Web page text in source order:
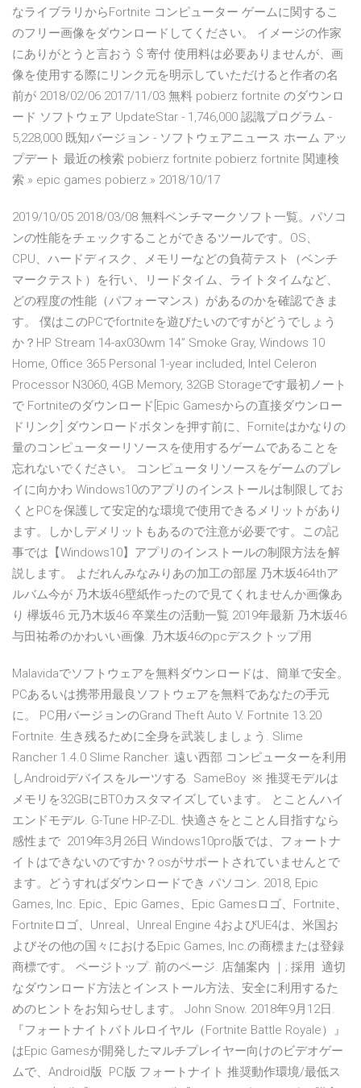
なライブラリからFortnite コンピューター ゲームに関するこ
のフリー画像をダウンロードしてください。 イメージの作家
にありがとうと言おう $ 寄付 使用料は必要ありませんが、画
像を使用する際にリンク元を明示していただけると作者の名
前が 2018/02/06 2017/11/03 無料 pobierz fortnite のダウンロ
ード ソフトウェア UpdateStar - 1,746,000 認識プログラム -
5,228,000 既知バージョン - ソフトウェアニュース ホーム アッ
プデート 最近の検索 pobierz fortnite pobierz fortnite 関連検
索 » epic games pobierz » 2018/10/17
2019/10/05 2018/03/08 無料ベンチマークソフト一覧。パソコ
ンの性能をチェックすることができるツールです。OS、
CPU、ハードディスク、メモリーなどの負荷テスト（ベンチ
マークテスト）を行い、リードタイム、ライトタイムなど、
どの程度の性能（パフォーマンス）があるのかを確認できま
す。 僕はこのPCでfortniteを遊びたいのですがどうでしょう
か？HP Stream 14-ax030wm 14” Smoke Gray, Windows 10
Home, Office 365 Personal 1-year included, Intel Celeron
Processor N3060, 4GB Memory, 32GB Storageです最初ノート
で Fortniteのダウンロード[Epic Gamesからの直接ダウンロー
ドリンク] ダウンロードボタンを押す前に、Forniteはかなりの
量のコンピューターリソースを使用するゲームであることを
忘れないでください。 コンピュータリソースをゲームのプレ
イに向かわ Windows10のアプリのインストールは制限してお
くとPCを保護して安定的な環境で使用できるメリットがあり
ます。しかしデメリットもあるので注意が必要です。この記
事では【Windows10】アプリのインストールの制限方法を解
説します。 よだれんみなみりあの加工の部屋 乃木坂464thア
ルバム今が 乃木坂46壁紙作ったので見てくれませんか画像あ
り 欅坂46 元乃木坂46 卒業生の活動一覧 2019年最新 乃木坂46
与田祐希のかわいい画像. 乃木坂46のpcデスクトップ用
Malavidaでソフトウェアを無料ダウンロードは、簡単で安全。
PCあるいは携帯用最良ソフトウェアを無料であなたの手元
に。 PC用バージョンのGrand Theft Auto V. Fortnite 13.20
Fortnite. 生き残るために全身を武装しましょう. Slime
Rancher 1.4.0 Slime Rancher. 遠い西部 コンピューターを利用
しAndroidデバイスをルーツする. SameBoy ※ 推奨モデルは
メモリを32GBにBTOカスタマイズしています。 とことんハイ
エンドモデル. G-Tune HP-Z-DL. 快適さをとことん目指すなら
感性まで 2019年3月26日 Windows10pro版では、フォートナ
イトはできないのですか？osがサポートされていませんとで
ます。どうすればダウンロードでき パソコン. 2018, Epic
Games, Inc. Epic、Epic Games、Epic Gamesロゴ、Fortnite、
Fortniteロゴ、Unreal、Unreal Engine 4およびUE4は、米国お
よびその他の国々におけるEpic Games, Inc.の商標または登録
商標です。 ページトップ. 前のページ. 店舗案内 ｜; 採用 適切
なダウンロード方法とインストール方法、安全に利用するた
めのヒントをお知らせします。 John Snow. 2018年9月12日.
『フォートナイトバトルロイヤル（Fortnite Battle Royale）』
はEpic Gamesが開発したマルチプレイヤー向けのビデオゲー
ムで、Android版 PC版 フォートナイト 推奨動作環境/最低ス